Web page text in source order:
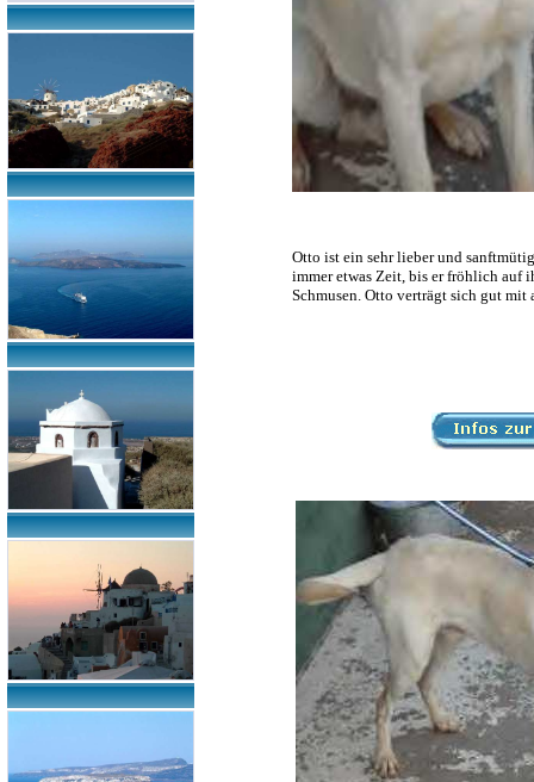
Otto ist ein sehr lieber und
immer etwas Zeit, bis er fröhlich auf
Schmusen. Otto verträgt sich gut mit